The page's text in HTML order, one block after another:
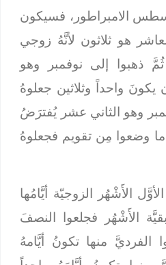
الامبراطور، فسيكون
هو ثلاثون لأنَّهُ زوجي
ثُمَّ ذهبوا إلى نوفمبر وهو
واحداً وثلاثين جعلوهُ
وهو الثاني عشر يُفترَضُ
وضعوا مِن تقويم فجعلوهُ
الأَشْهُر الزوجيّة أيَّامُها
الأَشْهُر فجلعوا النصفَ
الفرديَّ منها تكونُ أيَّامهُ